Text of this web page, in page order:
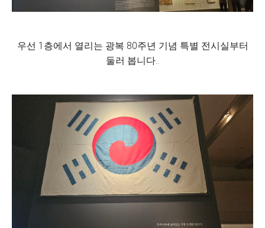
우선 1층에서 열리는 광복 80주년 기념 특별 전시실부터
둘러 봅니다..